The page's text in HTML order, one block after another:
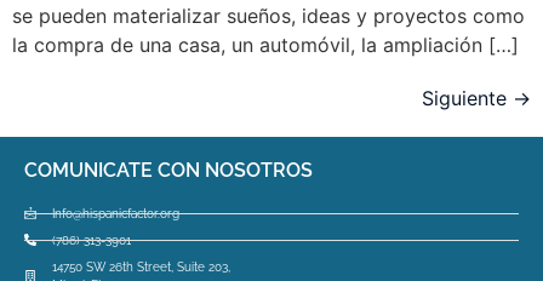
se pueden materializar sueños, ideas y proyectos como
la compra de una casa, un automóvil, la ampliación […]
Siguiente →
COMUNICATE CON NOSOTROS
Info@hispanicfactor.org
(786) 313-3901
14750 SW 26th Street, Suite 203,